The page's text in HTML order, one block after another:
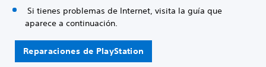
Si tienes problemas de Internet, visita la guía que
aparece a continuación.
Reparaciones de PlayStation